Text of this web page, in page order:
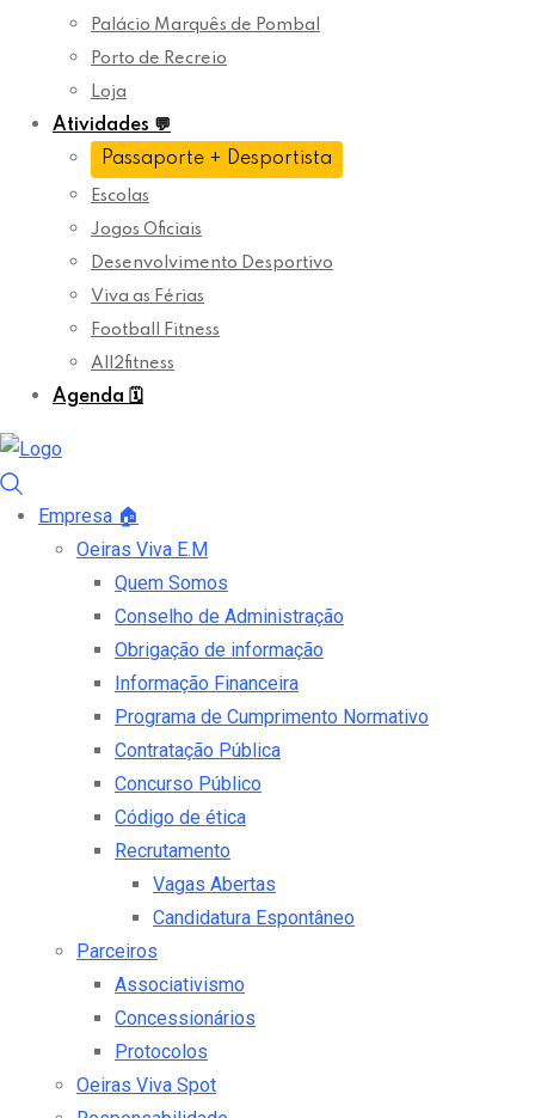
Palácio Marquês de Pombal
Porto de Recreio
Loja
Atividades 💬
Passaporte + Desportista
Escolas
Jogos Oficiais
Desenvolvimento Desportivo
Viva as Férias
Football Fitness
All2fitness
Agenda 🗓️
Empresa 🏠
Oeiras Viva E.M
Quem Somos
Conselho de Administração
Obrigação de informação
Informação Financeira
Programa de Cumprimento Normativo
Contratação Pública
Concurso Público
Código de ética
Recrutamento
Vagas Abertas
Candidatura Espontâneo
Parceiros
Associativismo
Concessionários
Protocolos
Oeiras Viva Spot